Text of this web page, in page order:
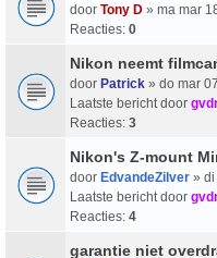
door Tony D » ma mar
Reacties: 0
Nikon neemt
door Patrick » do mar
Laatste bericht door
Reacties: 3
Nikon's Z-mount
door EdvandeZilver »
Laatste bericht door
Reacties: 4
garantie niet